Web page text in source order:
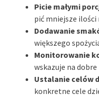
Picie małymi
pić mniejsze ilości
Dodawanie
większego
Monitorowanie
wskazuje na
Ustalanie celów
konkretne cele